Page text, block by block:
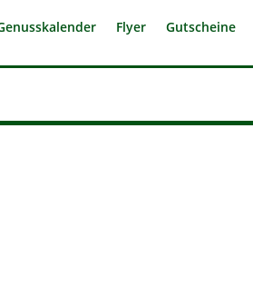
Flyer Gutscheine